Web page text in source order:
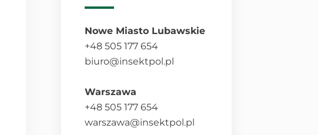
Nowe Miasto Lubawskie
+48 505 177 654
biuro@insektpol.pl
Warszawa
+48 505 177 654
warszawa@insektpol.pl